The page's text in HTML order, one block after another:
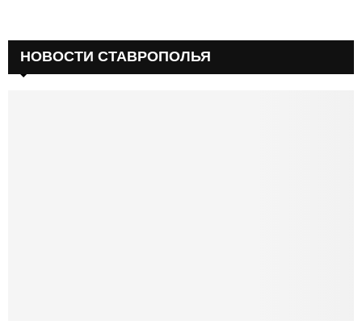
НОВОСТИ СТАВРОПОЛЬЯ